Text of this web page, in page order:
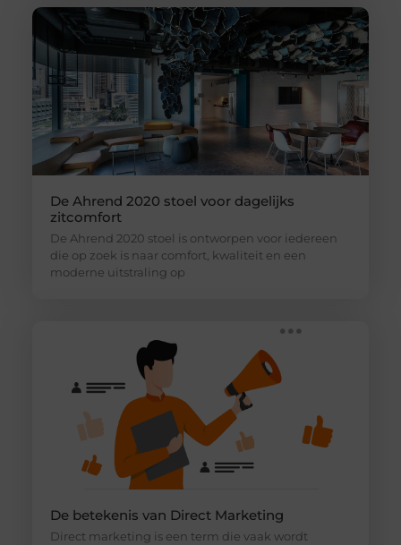
De Ahrend 2020 stoel voor dagelijks
zitcomfort
De Ahrend 2020 stoel is ontworpen voor iedereen
die op zoek is naar comfort, kwaliteit en een
moderne uitstraling op
De betekenis van Direct Marketing
Direct marketing is een term die vaak wordt